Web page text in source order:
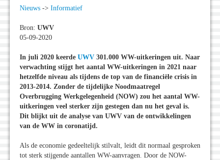
Nieuws -> Informatief
Bron: UWV
05-09-2020
In juli 2020 keerde UWV 301.000 WW-uitkeringen uit. Naar
verwachting stijgt het aantal WW-uitkeringen in 2021 naar
hetzelfde niveau als tijdens de top van de financiële crisis in
2013-2014. Zonder de tijdelijke Noodmaatregel
Overbrugging Werkgelegenheid (NOW) zou het aantal WW-
uitkeringen veel sterker zijn gestegen dan nu het geval is.
Dit blijkt uit de analyse van UWV van de ontwikkelingen
van de WW in coronatijd.
Als de economie gedeeltelijk stilvalt, leidt dit normaal gesproken
tot sterk stijgende aantallen WW-aanvragen. Door de NOW-